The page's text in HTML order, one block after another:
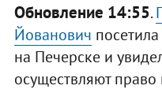
Обновление 14:55.
Йованович
на Печерске и
осуществляют право